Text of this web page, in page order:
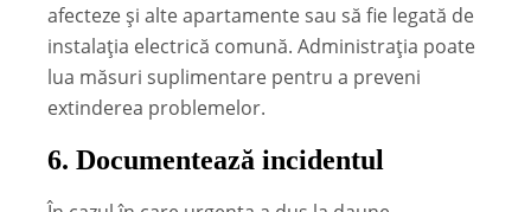
afecteze și alte apartamente sau să fie legată de
instalația electrică comună. Administrația poate
lua măsuri suplimentare pentru a preveni
extinderea problemelor.
6. Documentează incidentul